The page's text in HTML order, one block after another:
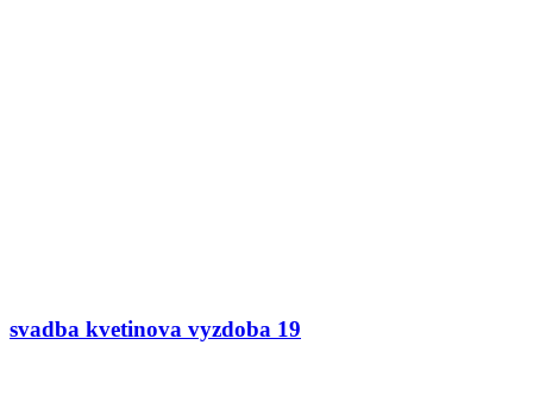
svadba kvetinova vyzdoba 19